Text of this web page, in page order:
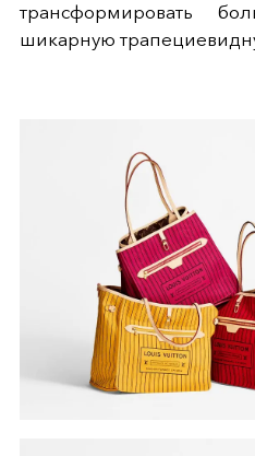
трансформировать
шикарную